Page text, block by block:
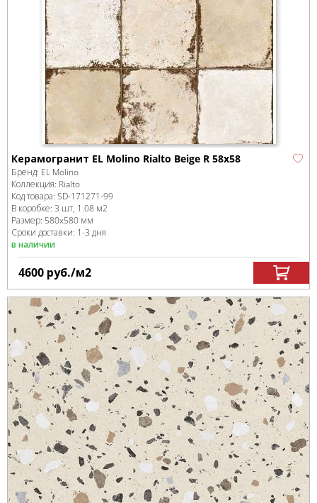
Керамогранит EL Molino Rialto Beige R 58x58
Бренд: EL Molino
Коллекция: Rialto
Код товара: SD-171271-99
В коробке: 3 шт, 1.08 м2
Размер: 580x580 мм
Сроки доставки: 1-3 дня
в наличии
4600 руб./м2